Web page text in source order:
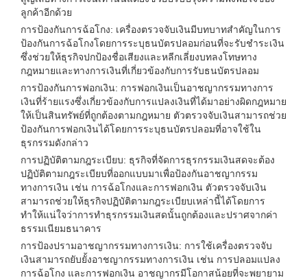
ลูกค้าอีกด้วย
การป้องกันการฉ้อโกง: เครื่องตรวจจับเงินมีบทบาทสำคัญในการ
ป้องกันการฉ้อโกงโดยการระบุธนบัตรปลอมก่อนที่จะรับชำระเงิน
ซึ่งช่วยให้ธุรกิจปกป้องชื่อเสียงและหลีกเลี่ยงบทลงโทษทาง
กฎหมายและทางการเงินที่เกี่ยวข้องกับการรับธนบัตรปลอม
การป้องกันการฟอกเงิน: การฟอกเงินเป็นอาชญากรรมทางการ
เงินที่ร้ายแรงซึ่งเกี่ยวข้องกับการแปลงเงินที่ได้มาอย่างผิดกฎหมาย
ให้เป็นสินทรัพย์ที่ถูกต้องตามกฎหมาย ตัวตรวจจับเงินสามารถช่วย
ป้องกันการฟอกเงินได้โดยการระบุธนบัตรปลอมที่อาจใช้ใน
ธุรกรรมดังกล่าว
การปฏิบัติตามกฎระเบียบ: ธุรกิจที่จัดการธุรกรรมเงินสดจะต้อง
ปฏิบัติตามกฎระเบียบที่ออกแบบมาเพื่อป้องกันอาชญากรรม
ทางการเงิน เช่น การฉ้อโกงและการฟอกเงิน ตัวตรวจจับเงิน
สามารถช่วยให้ธุรกิจปฏิบัติตามกฎระเบียบเหล่านี้ได้โดยการ
ทำให้แน่ใจว่าการทำธุรกรรมเงินสดนั้นถูกต้องและปราศจากค่า
ธรรมเนียมธนาคาร
การป้องปรามอาชญากรรมทางการเงิน: การใช้เครื่องตรวจจับ
เงินสามารถยับยั้งอาชญากรรมทางการเงิน เช่น การปลอมแปลง
การฉ้อโกง และการฟอกเงิน อาชญากรมีโอกาสน้อยที่จะพยายาม